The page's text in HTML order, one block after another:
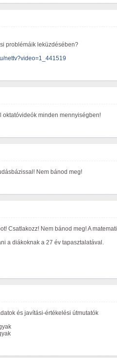
problémáik leküzdésében?
nettv?video=1_441519
oktatóvideók minden mennyiségben!
Nem bánod meg!
Csatlakozz! Nem bánod meg! A
a diákoknak a 27 év tapasztalatával.
és javítási-értékelési útmutatók